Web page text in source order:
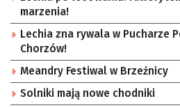
marzenia!
Lechia zna rywala w Pucharze
Chorzów!
Meandry Festiwal w Brzeźnicy
Solniki mają nowe chodniki